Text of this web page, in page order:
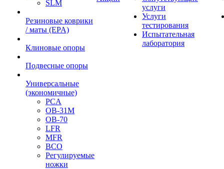
SLM
Резиновые коврики
/ маты (EPA)
Клиновые опоры
Подвесные опоры
Универсальные
(экономичные)
PCA
ОВ-31М
OB-70
LFR
MFR
ВСО
Регулируемые
ножки
услуги
Услуги
тестирования
Испытательная
лаборатория